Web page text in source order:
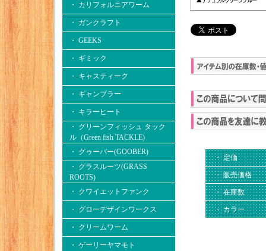
・ カリフォルニアワーム
・ ガンクラフト
・ GEEKS
・ ギミック
・ キャスティーク
・ ギャンブラー
・ キラーヒート
・ グリーンフィッシュ タック
ル（Green fish TACKLE)
・ グゥーバー(GOOBER)
・ グラスルーツ(GRASS
ROOTS)
・ クワイエットファンク
・ グローデザインワークス
・ クリームワーム
・ ゲーリーヤマモト
・ 定価
・ 販売価格
・ 在庫数
・ カラー